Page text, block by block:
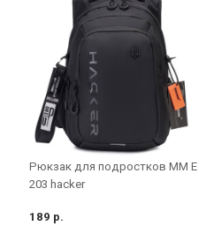
Рюкзак для подростков MM E
203 hacker
189 р.